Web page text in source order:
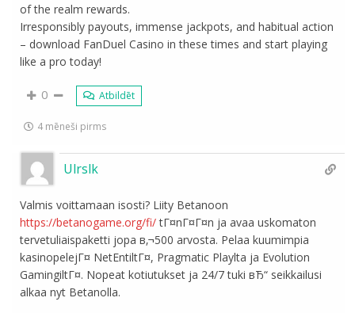
of the realm rewards.
Irresponsibly payouts, immense jackpots, and habitual action
– download FanDuel Casino in these times and start playing
like a pro today!
0 Atbildēt
4 mēneši pirms
Ulrslk
Valmis voittamaan isosti? Liity Betanoon
https://betanogame.org/fi/tГ¤nГ¤Г¤n ja avaa uskomaton
tervetuliaispaketti jopa в‚¬500 arvosta. Pelaa kuumimpia
kasinopelejГ¤ NetEntiltГ¤, Pragmatic Playlta ja Evolution
GamingiltГ¤. Nopeat kotiutukset ja 24/7 tuki вЂ“ seikkailusi
alkaa nyt Betanolla.